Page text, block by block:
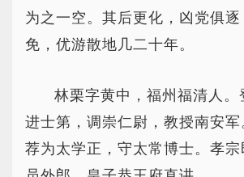
为之一空。其后更化，凶党俱
免，优游散地几二十年。
林栗字黄中，福州福清人。
进士第，调崇仁尉，教授南安
荐为太学正，守太常博士。孝宗